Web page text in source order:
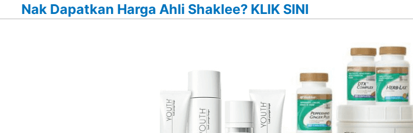
SkipNak Dapatkan Harga Ahli Shaklee? KLIK SINI